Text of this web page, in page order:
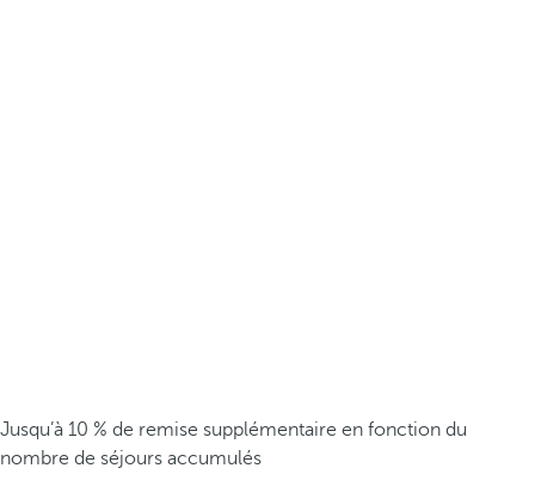
Jusqu’à 10 % de remise supplémentaire en fonction du
nombre de séjours accumulés